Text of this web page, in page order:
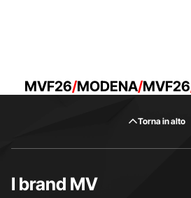
MVF26 MODENA MVF26
Torna in alto
I brand MV